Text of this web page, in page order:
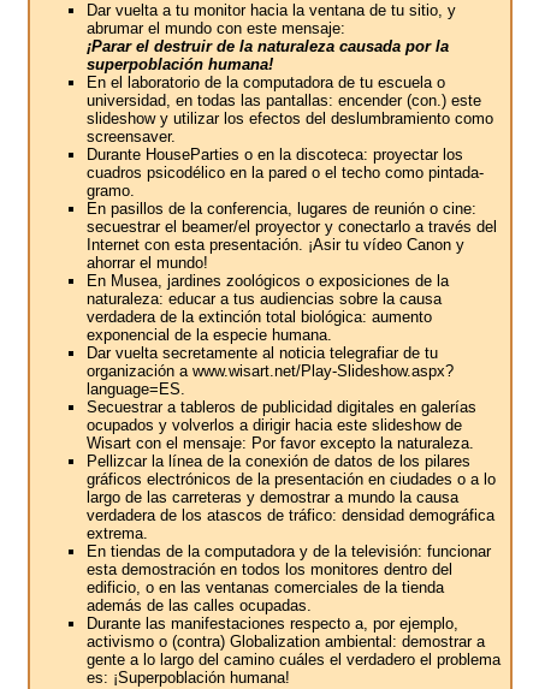
Dar vuelta a tu monitor hacia la ventana de tu sitio, y
abrumar el mundo con este mensaje:
¡Parar el destruir de la naturaleza causada por la
superpoblación humana!
En el laboratorio de la computadora de tu escuela o
universidad, en todas las pantallas: encender (con.) este
slideshow y utilizar los efectos del deslumbramiento como
screensaver.
Durante HouseParties o en la discoteca: proyectar los
cuadros psicodélico en la pared o el techo como pintada-
gramo.
En pasillos de la conferencia, lugares de reunión o cine:
secuestrar el beamer/el proyector y conectarlo a través del
Internet con esta presentación. ¡Asir tu vídeo Canon y
ahorrar el mundo!
En Musea, jardines zoológicos o exposiciones de la
naturaleza: educar a tus audiencias sobre la causa
verdadera de la extinción total biológica: aumento
exponencial de la especie humana.
Dar vuelta secretamente al noticia telegrafiar de tu
organización a www.wisart.net/Play-Slideshow.aspx?
language=ES.
Secuestrar a tableros de publicidad digitales en galerías
ocupados y volverlos a dirigir hacia este slideshow de
Wisart con el mensaje: Por favor excepto la naturaleza.
Pellizcar la línea de la conexión de datos de los pilares
gráficos electrónicos de la presentación en ciudades o a lo
largo de las carreteras y demostrar a mundo la causa
verdadera de los atascos de tráfico: densidad demográfica
extrema.
En tiendas de la computadora y de la televisión: funcionar
esta demostración en todos los monitores dentro del
edificio, o en las ventanas comerciales de la tienda
además de las calles ocupadas.
Durante las manifestaciones respecto a, por ejemplo,
activismo o (contra) Globalization ambiental: demostrar a
gente a lo largo del camino cuáles el verdadero el problema
es: ¡Superpoblación humana!